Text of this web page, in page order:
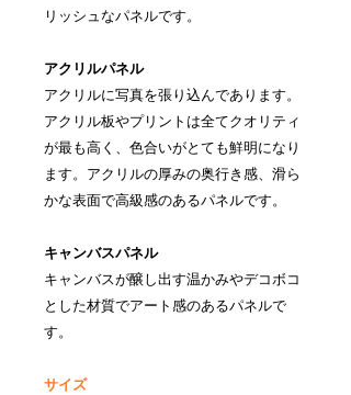
リッシュなパネルです。
アクリルパネル
アクリルに写真を張り込んであります。
アクリル板やプリントは全てクオリティ
が最も高く、色合いがとても鮮明になり
ます。アクリルの厚みの奥行き感、滑ら
かな表面で高級感のあるパネルです。
キャンバスパネル
キャンバスが醸し出す温かみやデコボコ
とした材質でアート感のあるパネルで
す。
サイズ